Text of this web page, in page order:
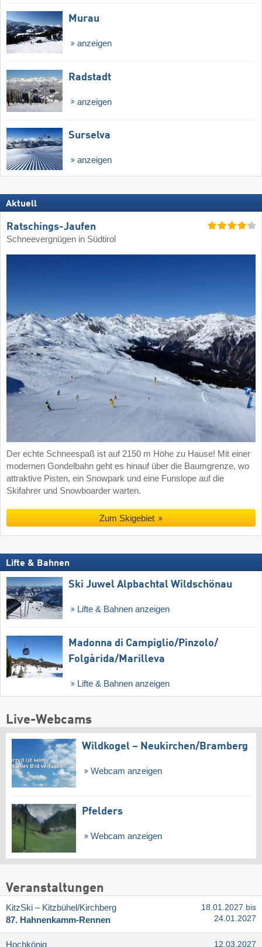
Murau
anzeigen
Radstadt
anzeigen
Surselva
anzeigen
Aktuell
Ratschings-Jaufen
Schneevergnügen in Südtirol
Der echte Schneespaß ist auf 2150 m Höhe zu Hause! Mit einer
modernen Gondelbahn geht es hinauf über die Baumgrenze, wo
attraktive Pisten, ein Snowpark und eine Funslope auf die
Skifahrer und Snowboarder warten.
Zum Skigebiet
Lifte & Bahnen
Ski Juwel Alpbachtal Wildschönau
Lifte & Bahnen anzeigen
Madonna di Campiglio/​Pinzolo/​
Folgàrida/​Marilleva
Lifte & Bahnen anzeigen
Live-Webcams
Wildkogel – Neukirchen/​Bramberg
Webcam anzeigen
Pfelders
Webcam anzeigen
Veranstaltungen
KitzSki – Kitzbühel/​Kirchberg
87. Hahnenkamm-Rennen
18.01.2027 bis
24.01.2027
Hochkönig 12.03.2027